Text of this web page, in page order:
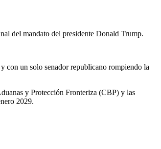
del mandato del presidente Donald Trump.
con un solo senador republicano rompiendo la
y Protección Fronteriza (CBP) y las
2029.